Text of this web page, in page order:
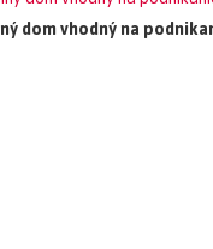
dom vhodný na